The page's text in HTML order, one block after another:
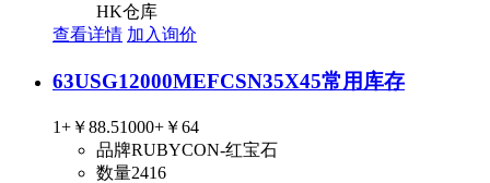
HK仓库
查看详情 加入询价
63USG12000MEFCSN35X45常用库存
1+ ￥88.51000+ ￥64
品牌RUBYCON-红宝石
数量2416